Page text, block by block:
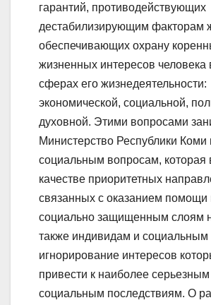
гарантий, противодействующих
дестабилизирующим факторам
обеспечивающих охрану
жизненных интересов человека
сферах его жизнедеятельности:
экономической, социальной,
духовной. Этими вопросами
Министерство Республики Коми
социальным вопросам, которая
качестве приоритетных
связанных с оказанием
социально защищенным слоям
также индивидам и социальным
игнорирование интересов
привести к наиболее серьезным
социальным последствиям. О